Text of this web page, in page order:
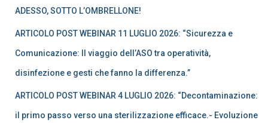
ADESSO, SOTTO L’OMBRELLONE!
ARTICOLO POST WEBINAR 11 LUGLIO 2026: “Sicurezza e
Comunicazione: Il viaggio dell’ASO tra operatività,
disinfezione e gesti che fanno la differenza.”
ARTICOLO POST WEBINAR 4 LUGLIO 2026: “Decontaminazione:
il primo passo verso una sterilizzazione efficace.- Evoluzione